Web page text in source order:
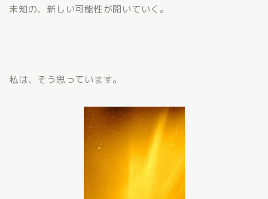
未知の、新しい可能性が開いていく。
私は、そう思っています。